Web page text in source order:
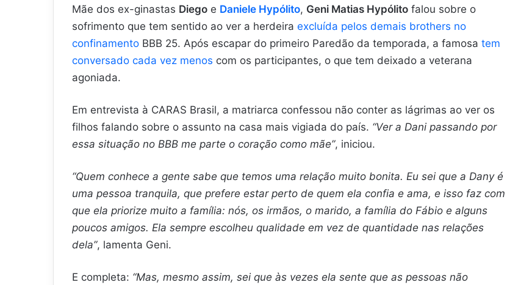
Mãe dos ex-ginastas Diego e Daniele Hypólito, Geni Matias Hypólito falou sobre o
sofrimento que tem sentido ao ver a herdeira excluída pelos demais brothers no
confinamento BBB 25. Após escapar do primeiro Paredão da temporada, a famosa tem
conversado cada vez menos com os participantes, o que tem deixado a veterana
agoniada.
Em entrevista à CARAS Brasil, a matriarca confessou não conter as lágrimas ao ver os
filhos falando sobre o assunto na casa mais vigiada do país. “Ver a Dani passando por
essa situação no BBB me parte o coração como mãe”, iniciou.
“Quem conhece a gente sabe que temos uma relação muito bonita. Eu sei que a Dany é
uma pessoa tranquila, que prefere estar perto de quem ela confia e ama, e isso faz com
que ela priorize muito a família: nós, os irmãos, o marido, a família do Fábio e alguns
poucos amigos. Ela sempre escolheu qualidade em vez de quantidade nas relações
dela”, lamenta Geni.
E completa: “Mas, mesmo assim, sei que às vezes ela sente que as pessoas não